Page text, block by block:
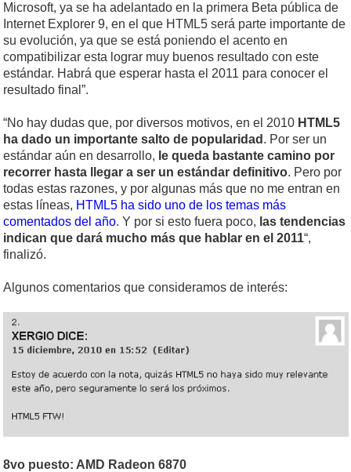
Microsoft, ya se ha adelantado en la primera Beta pública de
Internet Explorer 9, en el que HTML5 será parte importante de
su evolución, ya que se está poniendo el acento en
compatibilizar esta lograr muy buenos resultado con este
estándar. Habrá que esperar hasta el 2011 para conocer el
resultado final”.
“No hay dudas que, por diversos motivos, en el 2010 HTML5
ha dado un importante salto de popularidad . Por ser un
estándar aún en desarrollo, le queda bastante camino por
recorrer hasta llegar a ser un estándar definitivo. Pero por
todas estas razones, y por algunas más que no me entran en
estas líneas, HTML5 ha sido uno de los temas más
comentados del año. Y por si esto fuera poco, las tendencias
indican que dará mucho más que hablar en el 2011“,
finalizó.
Algunos comentarios que consideramos de interés:
8vo puesto: AMD Radeon 6870